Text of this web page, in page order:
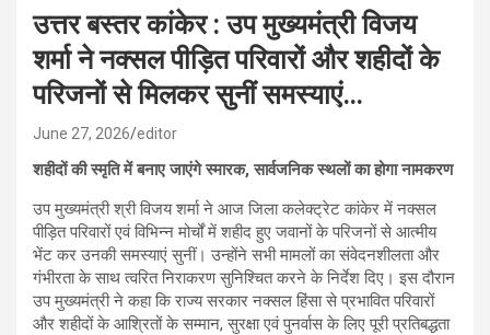
उत्तर बस्तर कांकेर : उप मुख्यमंत्री विजय
शर्मा ने नक्सल पीड़ित परिवारों और शहीदों के
परिजनों से मिलकर सुनीं समस्याएं…
June 27, 2026 editor
शहीदों की स्मृति में बनाए जाएंगे स्मारक, सार्वजनिक स्थलों का होगा नामकरण
उप मुख्यमंत्री श्री विजय शर्मा ने आज जिला कलेक्ट्रेट कांकेर में नक्सल
पीड़ित परिवारों एवं विभिन्न मोर्चों में शहीद हुए जवानों के परिजनों से आत्मीय
भेंट कर उनकी समस्याएं सुनीं। उन्होंने सभी मामलों का संवेदनशीलता और
गंभीरता के साथ त्वरित निराकरण सुनिश्चित करने के निर्देश दिए। इस दौरान
उप मुख्यमंत्री ने कहा कि राज्य सरकार नक्सल हिंसा से प्रभावित परिवारों
और शहीदों के आश्रितों के सम्मान, सुरक्षा एवं पुनर्वास के लिए पूरी प्रतिबद्धता